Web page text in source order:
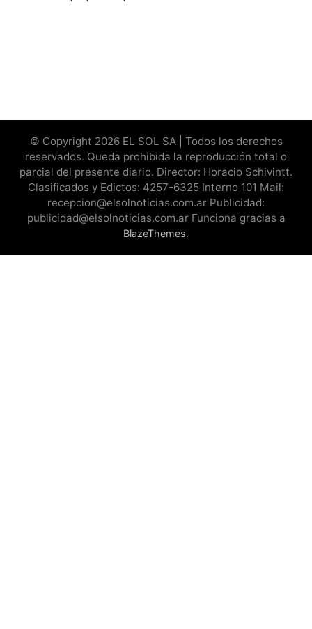
© Copyright 2026 EL SOL SA | Todos los derechos
reservados. Queda prohibida la reproducción total o
parcial del presente diario. Director: Horacio Schivintt.
Clasificados y Edictos: 4257-6325 Interno 101 Mail:
recepcion@elsolnoticias.com.ar Publicidad:
publicidad@elsolnoticias.com.ar Funciona gracias a
BlazeThemes.